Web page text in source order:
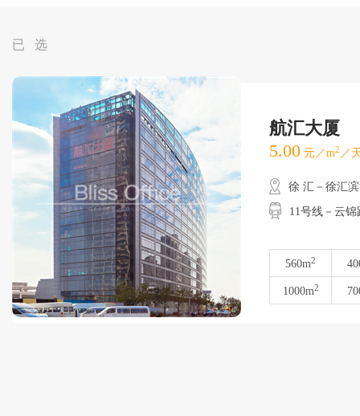
已 选
航汇大厦
5.00 元／m2 ／
徐 汇－徐汇
11号线－云锦
560m2
1000m2